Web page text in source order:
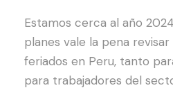
Estamos cerca al año
planes vale la pena
feriados en Peru, tanto
para trabajadores del